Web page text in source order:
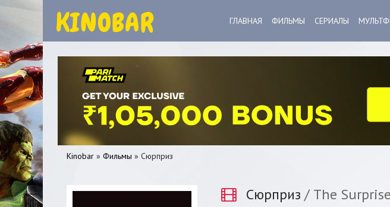
ГЛАВНАЯ ФИЛЬМЫ СЕРИАЛЫ
Kinobar » Фильмы » Сюрприз
Сюрприз / The